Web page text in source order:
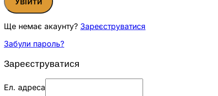
Ще немає акаунту? Зареєструватися
Забули пароль?
Зареєструватися
Ел. адреса